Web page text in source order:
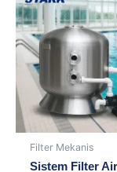
Filter Mekanis
Sistem Filter Air